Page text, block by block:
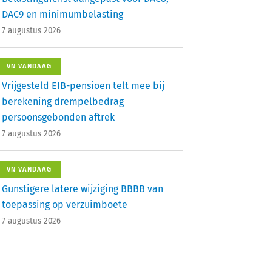
DAC9 en minimumbelasting
7 augustus 2026
VN VANDAAG
Vrijgesteld EIB-pensioen telt mee bij
berekening drempelbedrag
persoonsgebonden aftrek
7 augustus 2026
VN VANDAAG
Gunstigere latere wijziging BBBB van
toepassing op verzuimboete
7 augustus 2026